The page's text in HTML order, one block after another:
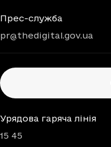
Прес-служба
pr@thedigital.gov.ua
Chatbots
Урядова гаряча лінія
15 45